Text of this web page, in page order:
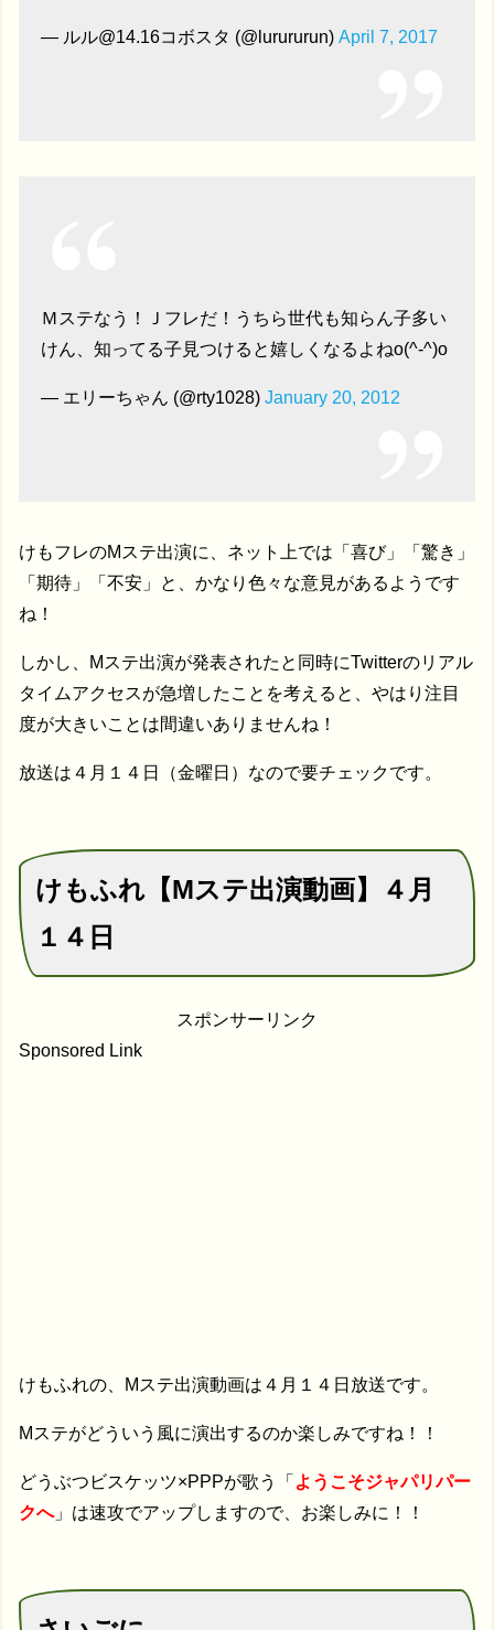
— ルル@14.16コボスタ (@lurururun) April 7, 2017
Ｍステなう！Ｊフレだ！うちら世代も知らん子多い
けん、知ってる子見つけると嬉しくなるよねo(^-^)o
— エリーちゃん (@rty1028) January 20, 2012
けもフレのMステ出演に、ネット上では「喜び」「驚き」
「期待」「不安」と、かなり色々な意見があるようです
ね！
しかし、Mステ出演が発表されたと同時にTwitterのリアル
タイムアクセスが急増したことを考えると、やはり注目
度が大きいことは間違いありませんね！
放送は４月１４日（金曜日）なので要チェックです。
けもふれ【Mステ出演動画】４月
１４日
スポンサーリンク
Sponsored Link
けもふれの、Mステ出演動画は４月１４日放送です。
Mステがどういう風に演出するのか楽しみですね！！
どうぶつビスケッツ×PPPが歌う「 ようこそジャパリパー
クへ」は速攻でアップしますので、お楽しみに！！